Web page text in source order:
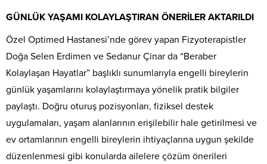
GÜNLÜK YAŞAMI KOLAYLAŞTIRAN ÖNERİLER AKTARILDI
Özel Optimed Hastanesi’nde görev yapan Fizyoterapistler
Doğa Selen Erdimen ve Sedanur Çinar da “Beraber
Kolaylaşan Hayatlar” başlıklı sunumlarıyla engelli bireylerin
günlük yaşamlarını kolaylaştırmaya yönelik pratik bilgiler
paylaştı. Doğru oturuş pozisyonları, fiziksel destek
uygulamaları, yaşam alanlarının erişilebilir hale getirilmesi ve
ev ortamlarının engelli bireylerin ihtiyaçlarına uygun şekilde
düzenlenmesi gibi konularda ailelere çözüm önerileri